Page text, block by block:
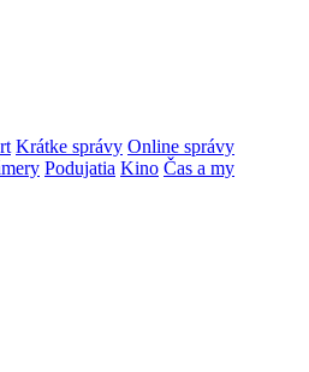
Krátke správy Online správy
Podujatia Kino Čas a my